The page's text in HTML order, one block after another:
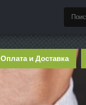
Оплата и Доставка